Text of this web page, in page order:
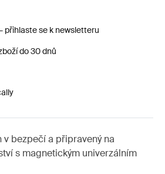
přihlaste se k newsletteru
do 30 dnů
v bezpečí a připravený na
s magnetickým univerzálním